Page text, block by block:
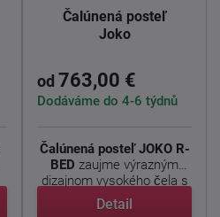
Čalúnená posteľ
Joko
od 763,00 €
Dodáváme do 4-6 týdnů
Čalúnená posteľ JOKO R-
BED zaujme výrazným
dizajnom vysokého čela s
...
Detail